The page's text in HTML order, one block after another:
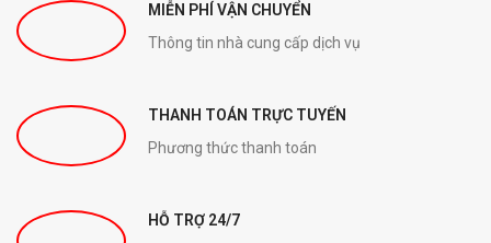
MIỄN PHÍ VẬN CHUYỂN
Thông tin nhà cung cấp dịch vụ
THANH TOÁN TRỰC TUYẾN
Phương thức thanh toán
HỖ TRỢ 24/7